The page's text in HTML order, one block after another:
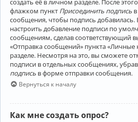
флажком пункт Присоединить подпись
сообщения, чтобы подпись
настроить добавление подписи по
сообщениям, сделав соответствующий
«Отправка сообщений» пункта «Личные
разделе. Несмотря на это, вы сможете
подписи в отдельных сообщениях,
подпись в форме отправки сообщения.
Вернуться к началу
Как мне создать опрос?